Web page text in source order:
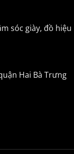
sóc giày, đồ hiệu
Hai Bà Trưng